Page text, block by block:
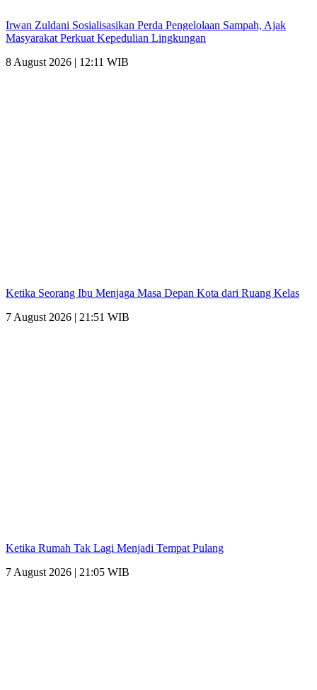
Irwan Zuldani Sosialisasikan Perda Pengelolaan Sampah, Ajak
Masyarakat Perkuat Kepedulian Lingkungan
8 August 2026 | 12:11 WIB
Ketika Seorang Ibu Menjaga Masa Depan Kota dari Ruang Kelas
7 August 2026 | 21:51 WIB
Ketika Rumah Tak Lagi Menjadi Tempat Pulang
7 August 2026 | 21:05 WIB